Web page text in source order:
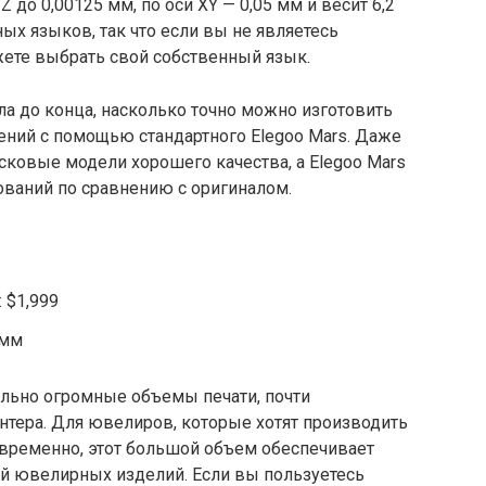
до 0,00125 мм, по оси XY — 0,05 мм и весит 6,2
языков, так что если вы не являетесь
выбрать свой собственный язык.
до конца, насколько точно можно изготовить
с помощью стандартного Elegoo Mars. Даже
модели хорошего качества, а Elegoo Mars
по сравнению с оригиналом.
$1,999
огромные объемы печати, почти
Для ювелиров, которые хотят производить
этот большой объем обеспечивает
ювелирных изделий. Если вы пользуетесь